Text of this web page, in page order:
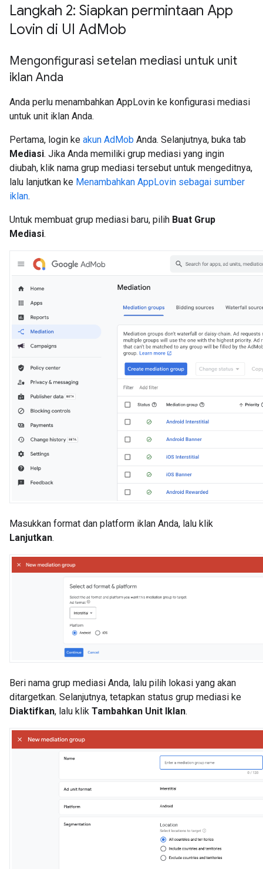
Langkah 2: Siapkan permintaan App
Lovin di UI AdMob
Mengonfigurasi setelan mediasi untuk unit
iklan Anda
Anda perlu menambahkan AppLovin ke konfigurasi mediasi
untuk unit iklan Anda.
Pertama, login ke akun AdMob Anda. Selanjutnya, buka tab
Mediasi. Jika Anda memiliki grup mediasi yang ingin
diubah, klik nama grup mediasi tersebut untuk mengeditnya,
lalu lanjutkan ke Menambahkan AppLovin sebagai sumber
iklan.
Untuk membuat grup mediasi baru, pilih Buat Grup
Mediasi.
Masukkan format dan platform iklan Anda, lalu klik
Lanjutkan.
Beri nama grup mediasi Anda, lalu pilih lokasi yang akan
ditargetkan. Selanjutnya, tetapkan status grup mediasi ke
Diaktifkan, lalu klik Tambahkan Unit Iklan.